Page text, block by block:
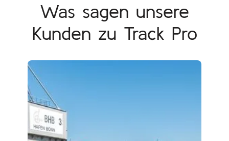
Was sagen unsere
Kunden zu Track Pro